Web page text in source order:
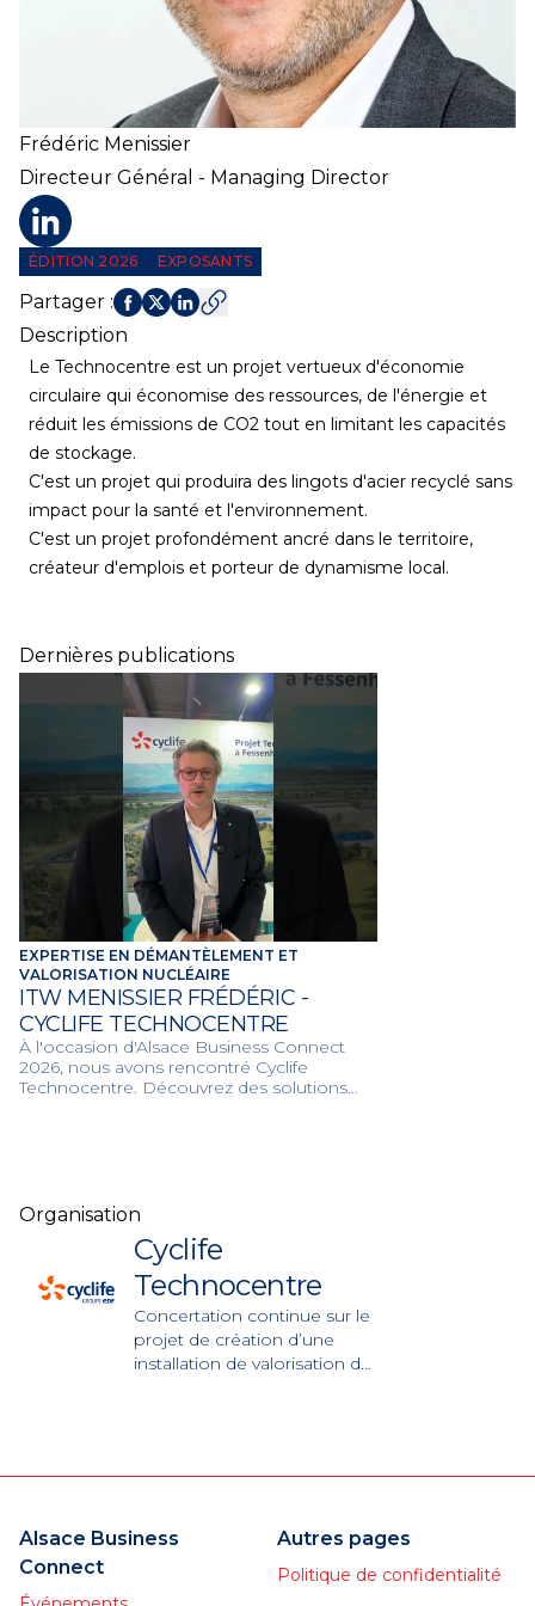
Frédéric Menissier
Directeur Général - Managing Director
Profil LinkedIn
ÉDITION 2026 EXPOSANTS
Partager :
Description
Le Technocentre est un projet vertueux d'économie
circulaire qui économise des ressources, de l'énergie et
réduit les émissions de CO2 tout en limitant les capacités
de stockage.
C'est un projet qui produira des lingots d'acier recyclé sans
impact pour la santé et l'environnement.
C'est un projet profondément ancré dans le territoire,
créateur d'emplois et porteur de dynamisme local.
Dernières publications
EXPERTISE EN DÉMANTÈLEMENT ET
VALORISATION NUCLÉAIRE
ITW MENISSIER FRÉDÉRIC -
CYCLIFE TECHNOCENTRE
À l'occasion d'Alsace Business Connect
2026, nous avons rencontré Cyclife
Technocentre. Découvrez des solutions
Organisation
Cyclife
Technocentre
Concertation continue sur le
projet de création d’une
installation de valorisation de
Alsace Business
Connect
Autres pages
Politique de confidentialité